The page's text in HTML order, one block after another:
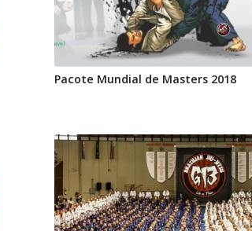
Pacote Mundial de Masters 2018